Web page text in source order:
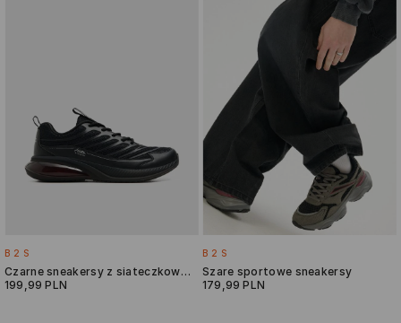
B2S
Czarne sneakersy z siateczkowymi wstawkami
199,99 PLN
B2S
Szare sportowe sneakersy
179,99 PLN